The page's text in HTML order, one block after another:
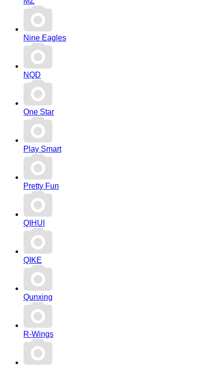
Nine Eagles
NQD
One Star
Play Smart
Pretty Fun
QIHUI
QIKE
Qunxing
R-Wings